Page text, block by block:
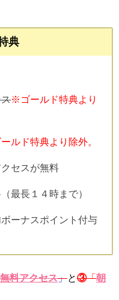
典
※ゴールド特典より
ルド特典より除外。
セスが無料
最長１４時まで）
ーナスポイント付与
料アクセス」と③「朝